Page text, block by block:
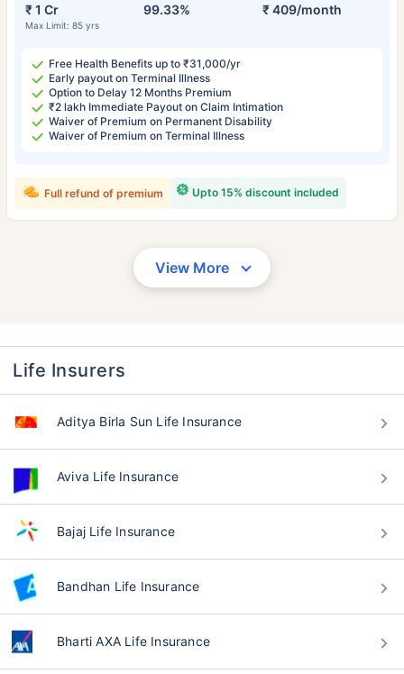
₹ 1 Cr
Max Limit: 85 yrs
99.33% ₹ 409/month
Free Health Benefits up to ₹31,000/yr
Early payout on Terminal Illness
Option to Delay 12 Months Premium
₹2 lakh Immediate Payout on Claim Intimation
Waiver of Premium on Permanent Disability
Waiver of Premium on Terminal Illness
Upto 15% discount included
Full refund of premium
View More
Life Insurers
Aditya Birla Sun Life Insurance
Aviva Life Insurance
Bajaj Life Insurance
Bandhan Life Insurance
Bharti AXA Life Insurance
প্রিমিয়ামকে প্রভাবিত করে
২৪ বছর
₹ ৪৩৪/মাস*